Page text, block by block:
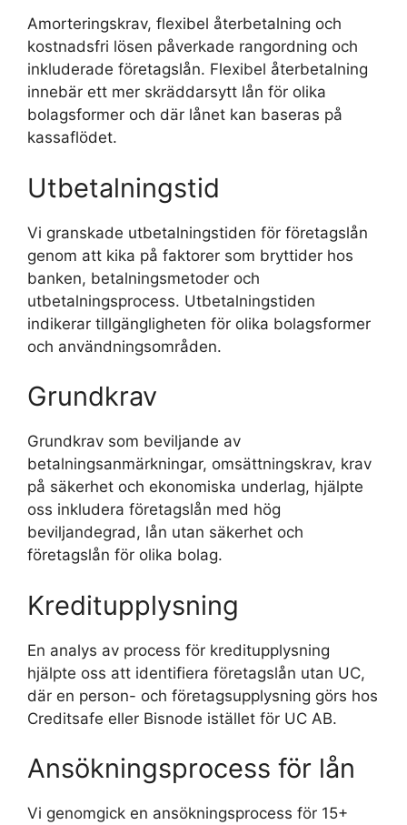
Amorteringskrav, flexibel återbetalning och
kostnadsfri lösen påverkade rangordning och
inkluderade företagslån. Flexibel återbetalning
innebär ett mer skräddarsytt lån för olika
bolagsformer och där lånet kan baseras på
kassaflödet.
Utbetalningstid
Vi granskade utbetalningstiden för företagslån
genom att kika på faktorer som bryttider hos
banken, betalningsmetoder och
utbetalningsprocess. Utbetalningstiden
indikerar tillgängligheten för olika bolagsformer
och användningsområden.
Grundkrav
Grundkrav som beviljande av
betalningsanmärkningar, omsättningskrav, krav
på säkerhet och ekonomiska underlag, hjälpte
oss inkludera företagslån med hög
beviljandegrad, lån utan säkerhet och
företagslån för olika bolag.
Kreditupplysning
En analys av process för kreditupplysning
hjälpte oss att identifiera företagslån utan UC,
där en person- och företagsupplysning görs hos
Creditsafe eller Bisnode istället för UC AB.
Ansökningsprocess för lån
Vi genomgick en ansökningsprocess för 15+